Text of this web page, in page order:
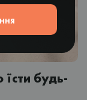
будь-